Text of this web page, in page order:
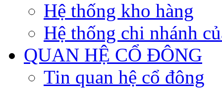
Hệ thống kho hàng
Hệ thống chi nhánh
QUAN HỆ CỔ ĐÔNG
Tin quan hệ cổ đông